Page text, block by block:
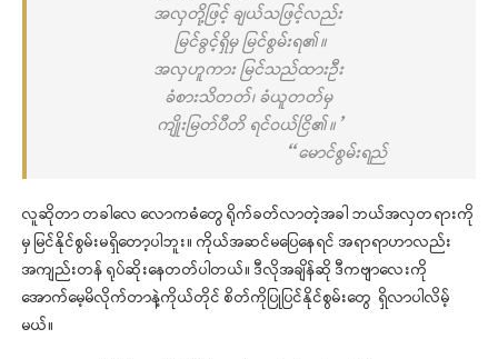
အလှတို့ဖြင့် ချယ်သဖြင့်လည်း
မြင်ခွင့်ရှိမှ မြင်စွမ်းရ၏။
အလှဟူကား မြင်သည်ထားဦး
ခံစားသိတတ်၊ ခံယူတတ်မှ
ကျိုးမြတ်ပီတိ ရင်ဝယ်ငြိ၏။”
– မောင်စွမ်းရည်
လူဆိုတာ တခါလေ လောကဓံတွေ ရိုက်ခတ်လာတဲ့အခါ ဘယ်အလှတရားကို
မှ မြင်နိုင်စွမ်းမရှိတော့ပါဘူး။ ကိုယ်အဆင်မပြေနေရင် အရာရာဟာလည်း
အကျည်းတန် ရုပ်ဆိုးနေတတ်ပါတယ်။ ဒီလိုအချိန်ဆို ဒီကဗျာလေးကို
အောက်မေ့မိလိုက်တာနဲ့ကိုယ်တိုင် စိတ်ကိုပြုပြင်နိုင်စွမ်းတွေ ရှိလာပါလိမ့်
မယ်။